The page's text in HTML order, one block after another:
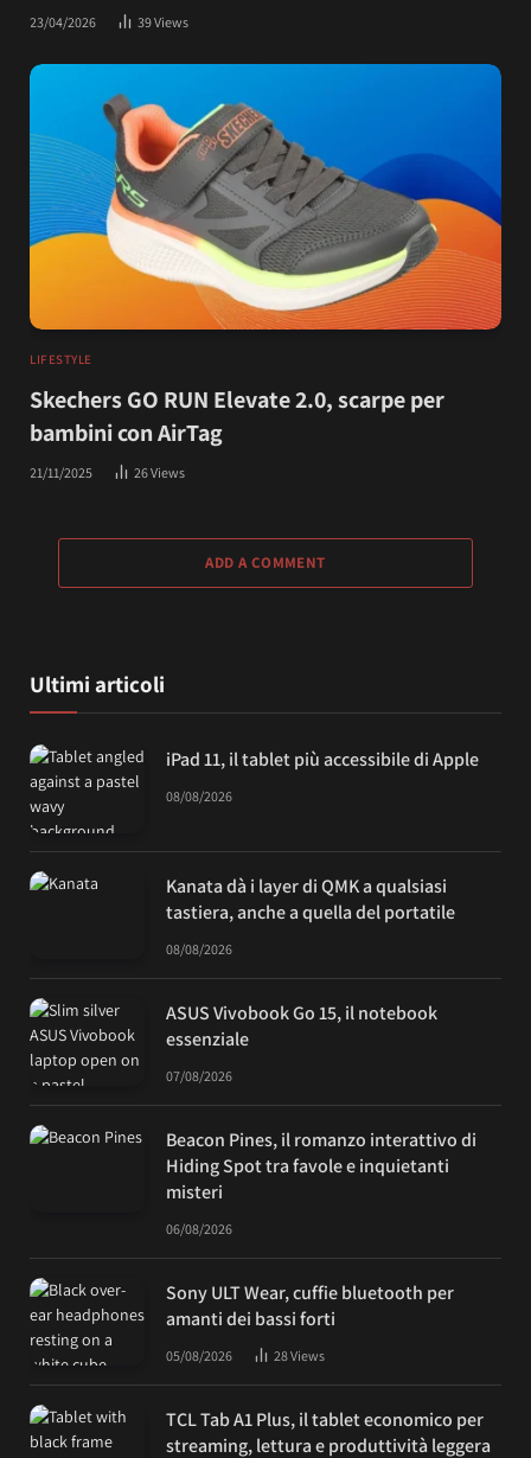
23/04/2026 39Views
LIFESTYLE
Skechers GO RUN Elevate 2.0, scarpe per
bambini con AirTag
21/11/2025 26Views
ADD A COMMENT
Ultimi articoli
iPad 11, il tablet più accessibile di Apple
08/08/2026
Kanata dà i layer di QMK a qualsiasi
tastiera, anche a quella del portatile
08/08/2026
ASUS Vivobook Go 15, il notebook
essenziale
07/08/2026
Beacon Pines, il romanzo interattivo di
Hiding Spot tra favole e inquietanti
misteri
06/08/2026
Sony ULT Wear, cuffie bluetooth per
amanti dei bassi forti
05/08/2026 28Views
TCL Tab A1 Plus, il tablet economico per
streaming, lettura e produttività leggera